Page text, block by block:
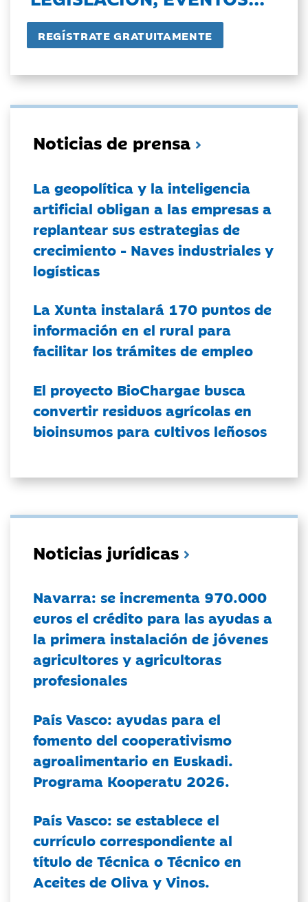
Noticias de prensa
La geopolítica y la inteligencia
artificial obligan a las empresas a
replantear sus estrategias de
crecimiento - Naves industriales y
logísticas
La Xunta instalará 170 puntos de
información en el rural para
facilitar los trámites de empleo
El proyecto BioChargae busca
convertir residuos agrícolas en
bioinsumos para cultivos leñosos
Noticias jurídicas
Navarra: se incrementa 970.000
euros el crédito para las ayudas a
la primera instalación de jóvenes
agricultores y agricultoras
profesionales
País Vasco: ayudas para el
fomento del cooperativismo
agroalimentario en Euskadi.
Programa Kooperatu 2026.
País Vasco: se establece el
currículo correspondiente al
título de Técnica o Técnico en
Aceites de Oliva y Vinos.